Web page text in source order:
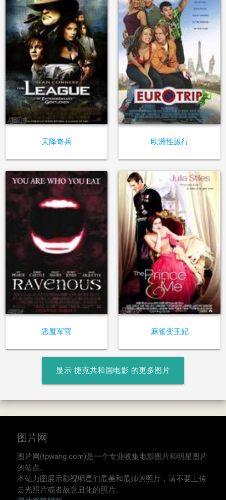
天降奇兵 欧洲性旅行
恶魔军官 麻雀变王妃
显示 捷克共和国电影 的更多图片
图片网
图片网(tpwang.com)是一个专业收集电影图片和明星图片
的站点。
本站力图展示影视明星们最美和最帅的照片，请不要上传
走光照片或者故意丑化的照片。